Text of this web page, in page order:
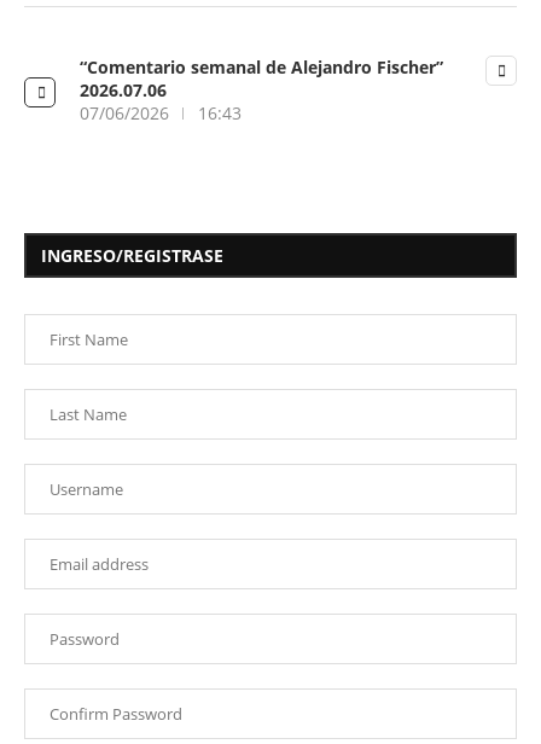
“Comentario semanal de Alejandro Fischer”
2026.07.06
07/06/2026
16:43
INGRESO/REGISTRASE